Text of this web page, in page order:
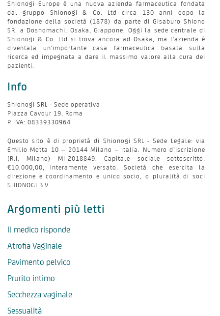
Shionogi Europe è una nuova azienda farmaceutica fondata
dal gruppo Shionogi & Co. Ltd circa 130 anni dopo la
fondazione della società (1878) da parte di Gisaburo Shiono
SR. a Doshomachi, Osaka, Giappone. Oggi la sede centrale di
Shionogi & Co. Ltd si trova ancora ad Osaka, ma l'azienda è
diventata un'importante casa farmaceutica basata sulla
ricerca ed impegnata a dare il massimo valore alla cura dei
pazienti.
Info
Shionogi SRL - Sede operativa
Piazza Cavour 19, Roma
P. IVA: 08339330964
Questo sito è di proprietà di Shionogi SRL - Sede Legale: via
Emilio Motta 10 – 20144 Milano – Italia. Numero d’iscrizione
(R.I. Milano) MI-2018849. Capitale sociale sottoscritto:
€10.000,00, interamente versato. Società che esercita la
direzione e coordinamento e unico socio, o pluralità di soci
SHIONOGI B.V.
Argomenti più letti
Il medico risponde
Atrofia Vaginale
Pavimento pelvico
Prurito intimo
Secchezza vaginale
Sessualità